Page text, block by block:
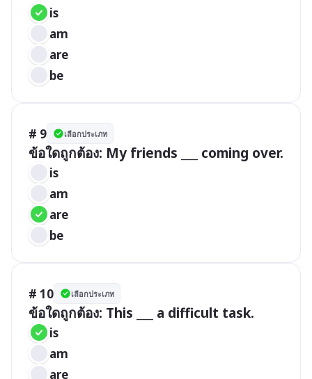
is
am
are
be
# 9 เลือกประเภท
ข้อใดถูกต้อง: My friends ___ coming over.
is
am
are
be
# 10 เลือกประเภท
ข้อใดถูกต้อง: This ___ a difficult task.
is
am
are